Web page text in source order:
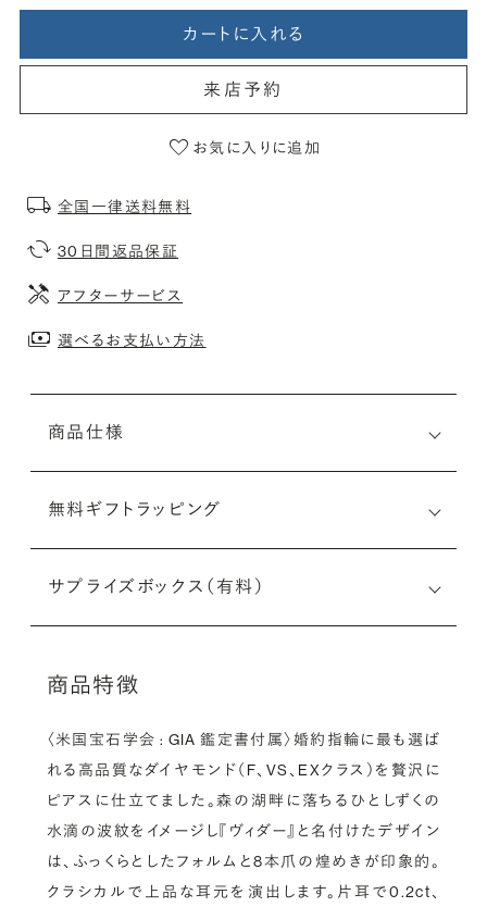
カートに入れる
来店予約
お気に入りに追加
全国一律送料無料
30日間返品保証
アフターサービス
選べるお支払い方法
商品仕様
無料ギフトラッピング
サプライズボックス（有料）
商品特徴
〈米国宝石学会 : GIA 鑑定書付属〉婚約指輪に最も選ば
れる高品質なダイヤモンド（F、VS、EXクラス）を贅沢に
ピアスに仕立てました。森の湖畔に落ちるひとしずくの
水滴の波紋をイメージし『ヴィダー』と名付けたデザイン
は、ふっくらとしたフォルムと8本爪の煌めきが印象的。
クラシカルで上品な耳元を演出します。片耳で0.2ct、